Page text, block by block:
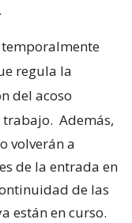
regula la
del acoso
trabajo. Además,
volverán a
de la entrada en
de las
están en curso.